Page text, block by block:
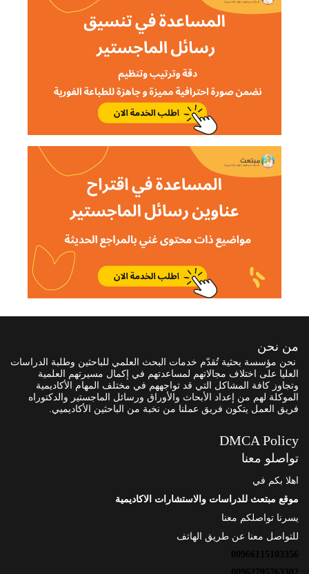
من نحن
نحن مؤسسة بحثية تُقدّم خدمات البحث العلمي للباحثين وطلبة الدراسات
العليا على اختلاف مجالاتهم لمساعدتهم في إكمال مسيرتهم العلمية
وتجاوز كافة المشاكل التي قد تواجههم في مختلف المهام الأكاديمية
الموكلة لهم من إعداد الأبحاث والأوراق ورسائل الماجستير والدكتوراه
فريق العمل يتكون فريق عملنا من نخبة من الباحثين الأكاديميي.
DMCA Policy
تواصلو معنا
اهلا بكم في
موقع مبتعث للدراسات والاستشارات الاكاديمية
يسرنا تواصلكم معنا
للتواصل معنا عن طريق الهاتف
00966115103356